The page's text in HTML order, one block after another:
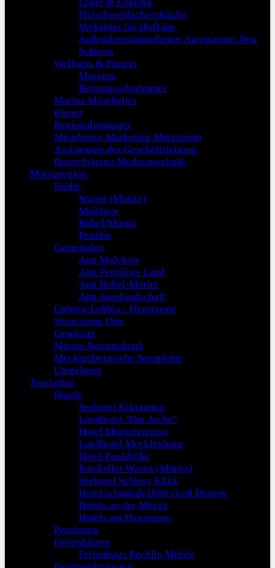
Fleischereifachverkäufer
Verkäufer für Hofkäse
Außendienstmitarbeiter Agropartner Neu
Schloen
Wellness & Fitness
Masseur
Rettungsschwimmer
Marina Mitarbeiter
Küster
Regionalmanager
Mitarbeiter Marketing Müritzeum
Assistenten der Geschäftsleitung
Bereichsleiter Medizintechnik
Müritzregion
Städte
Waren (Müritz)
Malchow
Röbel/Müritz
Penzlin
Gemeinden
Amt Malchow
Amt Penzliner Land
Amt Röbel-Müritz
Amt Seenlandschaft
Göhren-Lebbin / Fleesensee
Vergessene Orte
Gewässer
Müritz-Nationalpark
Mecklenburgische Seenplatte
Umgebung
Tourismus
Hotels
Seehotel Ecktannen
Landhotel "Die Arche"
Hotel Müritzterrasse
Landhotel Mecklenburg
Hotel Paulshöhe
Ratskeller Waren (Müritz)
Seehotel Schloss Klink
Hotel schmiede1860 Groß Dratow
Hotels an der Müritz
Hotels am Fleesensee
Pensionen
Ferienhäuser
Ferienhaus Rechlin Müritz